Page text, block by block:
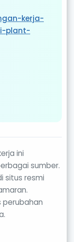
kerja-
plant-
ini
sumber.
situs resmi